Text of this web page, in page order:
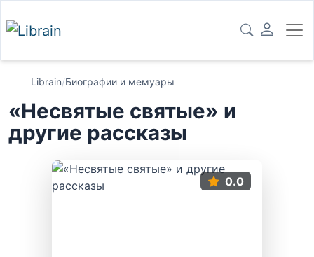
Librain/Биографии и мемуары
«Несвятые святые» и
другие рассказы
0.0